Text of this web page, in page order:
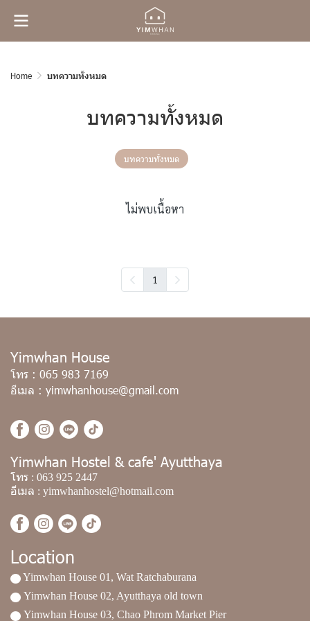
Home บทความทั้งหมด
บทความทั้งหมด
บทความทั้งหมด
ไม่พบเนื้อหา
1
Yimwhan House
โทร : 065 983 7169
อีเมล : yimwhanhouse@gmail.com
Yimwhan Hostel & cafe' Ayutthaya
โทร : 063 925 2447
อีเมล : yimwhanhostel@hotmail.com
Location
Yimwhan House 01, Wat Ratchaburana
Yimwhan House 02, Ayutthaya old town
Yimwhan House 03, Chao Phrom Market Pier